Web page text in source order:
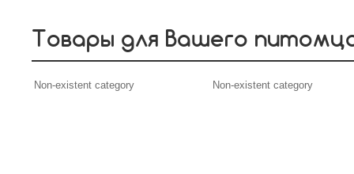
Товары для Вашего
Non-existent category Non-existent category